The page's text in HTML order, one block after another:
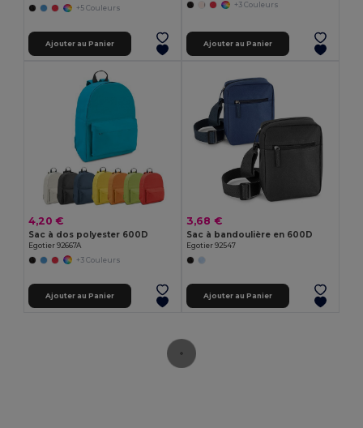
+5 Couleurs
Ajouter au Panier
+3 Couleurs
Ajouter au Panier
4,20 €
Sac à dos polyester 600D
Egotier 92667A
+3 Couleurs
Ajouter au Panier
3,68 €
Sac à bandoulière en 600D
Egotier 92547
Ajouter au Panier